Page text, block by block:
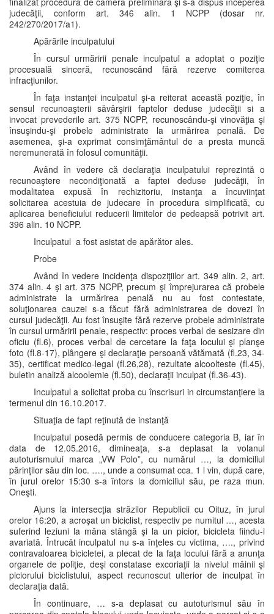
judecăţii, conform art. 346 alin. 1 NCPP (dosar nr.
242/270/2017/a1).
Apărările inculpatului
În cursul urmăririi penale inculpatul a adoptat o poziţie
procesuală sinceră, recunoscând fără rezerve comiterea
infracţiunilor.
În faţa instanţei inculpatul şi-a reiterat această poziţie, în
sensul recunoaşterii săvârşirii faptelor deduse judecăţii si a
invocat prevederile art. 375 NCPP, recunoscându-şi vinovăţia şi
însuşindu-şi probele administrate la urmărirea penală. De
asemenea, şi-a exprimat consimţământul de a presta muncă
neremunerată în folosul comunităţii.
Având în vedere că declaraţia inculpatului reprezintă o
recunoaştere necondiţionată a faptei deduse judecăţii, în
modalitatea expusă în rechizitoriu, instanţa a încuviinţat
solicitarea acestuia de judecare în procedura simplificată, cu
aplicarea beneficiului reducerii limitelor de pedeapsă potrivit art.
396 alin. 10 NCPP.
Inculpatul a fost asistat de apărător ales.
Probe
Având în vedere incidenţa dispoziţiilor art. 349 alin. 2, art.
374 alin. 4 şi art. 375 NCPP, precum şi împrejurarea că probele
administrate la urmărirea penală nu au fost contestate,
soluţionarea cauzei s-a făcut fără administrarea de dovezi în
cursul judecăţii. Au fost însuşite fără rezerve probele administrate
în cursul urmăririi penale, respectiv: proces verbal de sesizare din
oficiu (fl.6), proces verbal de cercetare la faţa locului şi planşe
foto (fl.8-17), plângere şi declaraţie persoană vătămată (fl.23, 34-
35), certificat medico-legal (fl.26,28), rezultate alcoolteste (fl.45),
buletin analiză alcoolemie (fl.50), declaraţii inculpat (fl.36-43).
Inculpatul a solicitat proba cu înscrisuri in circumstanţiere la
termenul din 16.10.2017.
Situaţia de fapt reţinută de instanţă
Inculpatul posedă permis de conducere categoria B, iar în
data de 12.05.2016, dimineaţa, s-a deplasat la volanul
autoturismului marca „VW Polo”, cu numărul …, la domiciliul
părinţilor său din loc. …., unde a consumat cca. 1 l vin, după care,
în jurul orelor 15:30 s-a întors la domiciliul său, pe raza mun.
Oneşti.
Ajuns la intersecţia străzilor Republicii cu Oituz, în jurul
orelor 16:20, a acroşat un biciclist, respectiv pe numitul …, acesta
suferind leziuni la mâna stângă şi la un picior, bicicleta fiindu-i
avariată. Întrucât inculpatul nu s-a înţeles cu victima, …., privind
contravaloarea bicicletei, a plecat de la faţa locului fără a anunţa
organele de poliţie, deşi constatase excoriaţii la nivelul mâinii şi
piciorului biciclistului, aspect recunoscut ulterior de inculpat în
declaraţia dată.
În continuare, … s-a deplasat cu autoturismul său în